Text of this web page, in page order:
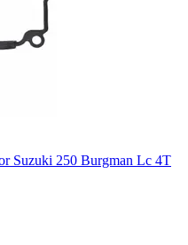
Suzuki 250 Burgman Lc 4T